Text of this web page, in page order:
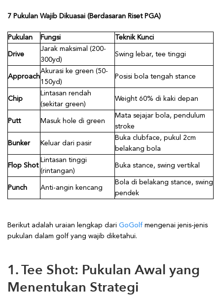
7 Pukulan Wajib Dikuasai (Berdasaran Riset PGA)
Pukulan Fungsi Teknik Kunci
Drive
Jarak maksimal (200-
300yd)
Swing lebar, tee tinggi
Approach
Akurasi ke green (50-
150yd)
Posisi bola tengah stance
Chip
Lintasan rendah
(sekitar green)
Weight 60% di kaki depan
Putt Masuk hole di green
Mata sejajar bola, pendulum
stroke
Bunker Keluar dari pasir
Buka clubface, pukul 2cm
belakang bola
Flop Shot
Lintasan tinggi
(rintangan)
Buka stance, swing vertikal
Punch Anti-angin kencang
Bola di belakang stance, swing
pendek
Berikut adalah uraian lengkap dari GoGolf mengenai jenis-jenis
pukulan dalam golf yang wajib diketahui.
1. Tee Shot: Pukulan Awal yang
Menentukan Strategi